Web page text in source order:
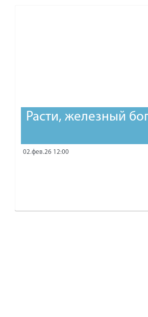
Расти, железный
02.фев.26 12:00